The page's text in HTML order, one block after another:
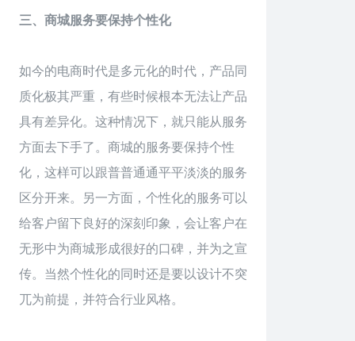
三、商城服务要保持个性化
如今的电商时代是多元化的时代，产品同
质化极其严重，有些时候根本无法让产品
具有差异化。这种情况下，就只能从服务
方面去下手了。商城的服务要保持个性
化，这样可以跟普普通通平平淡淡的服务
区分开来。另一方面，个性化的服务可以
给客户留下良好的深刻印象，会让客户在
无形中为商城形成很好的口碑，并为之宣
传。当然个性化的同时还是要以设计不突
兀为前提，并符合行业风格。